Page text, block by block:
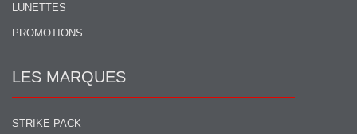
LUNETTES
PROMOTIONS
LES MARQUES
STRIKE PACK